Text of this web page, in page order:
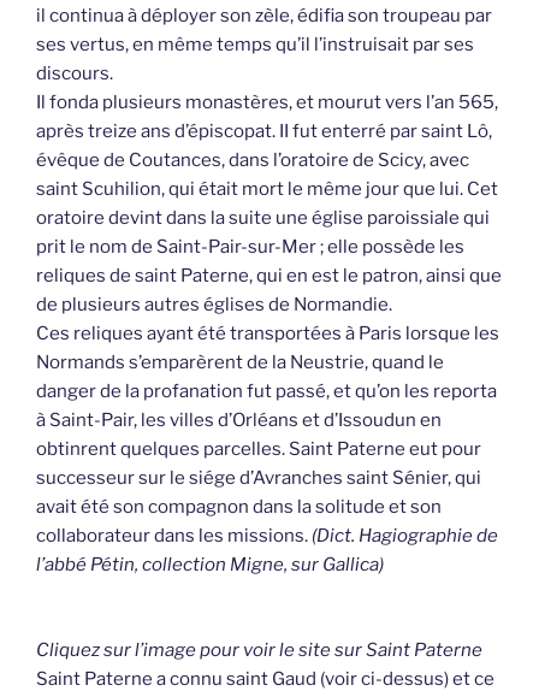
il continua à déployer son zèle, édifia son troupeau par
ses vertus, en même temps qu’il l’instruisait par ses
discours.
Il fonda plusieurs monastères, et mourut vers l’an 565,
après treize ans d’épiscopat. II fut enterré par saint Lô,
évêque de Coutances, dans l’oratoire de Scicy, avec
saint Scuhilion, qui était mort le même jour que lui. Cet
oratoire devint dans la suite une église paroissiale qui
prit le nom de Saint-Pair-sur-Mer ; elle possède les
reliques de saint Paterne, qui en est le patron, ainsi que
de plusieurs autres églises de Normandie.
Ces reliques ayant été transportées à Paris lorsque les
Normands s’emparèrent de la Neustrie, quand le
danger de la profanation fut passé, et qu’on les reporta
à Saint-Pair, les villes d’Orléans et d’Issoudun en
obtinrent quelques parcelles. Saint Paterne eut pour
successeur sur le siége d’Avranches saint Sénier, qui
avait été son compagnon dans la solitude et son
collaborateur dans les missions. (Dict. Hagiographie de
l’abbé Pétin, collection Migne, sur Gallica)
Cliquez sur l’image pour voir le site sur Saint Paterne
Saint Paterne a connu saint Gaud (voir ci-dessus) et ce